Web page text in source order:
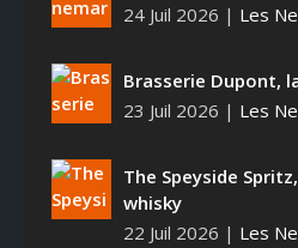
24 Juil 2026 | Les
Brasserie Dupont,
23 Juil 2026 | Les
The Speyside
whisky
22 Juil 2026 | Les